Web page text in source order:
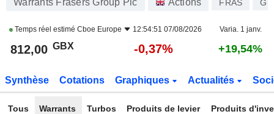
Warrants Frasers Group Plc Actions FRAS
Temps réel estimé Cboe Europe 12:54:51 07/08/2026 Varia. 1 janv.
812,00 GBX -0,37% +19,54%
Synthèse Cotations Graphiques Actualités
Tous Warrants Turbos Produits de levier Produits